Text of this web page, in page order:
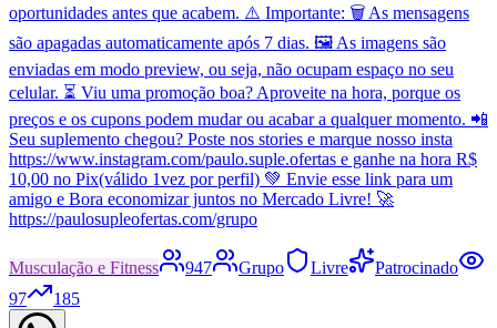
oportunidades antes que acabem. ⚠️ Importante: 🗑️ As mensagens
são apagadas automaticamente após 7 dias. 🖼️ As imagens são
enviadas em modo preview, ou seja, não ocupam espaço no seu
celular. ⏳ Viu uma promoção boa? Aproveite na hora, porque os
preços e os cupons podem mudar ou acabar a qualquer momento. 📲
Seu suplemento chegou? Poste nos stories e marque nosso insta
https://www.instagram.com/paulo.suple.ofertas e ganhe na hora R$
10,00 no Pix(válido 1vez por perfil) 💚 Envie esse link para um
amigo e Bora economizar juntos no Mercado Livre! 🚀
https://paulosupleofertas.com/grupo
Musculação e Fitness 947 Grupo Livre
Patrocinado
97
185